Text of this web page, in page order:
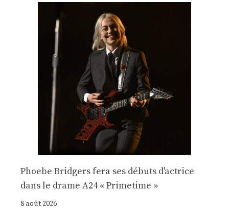
Phoebe Bridgers fera ses débuts d'actrice
dans le drame A24 « Primetime »
8 août 2026